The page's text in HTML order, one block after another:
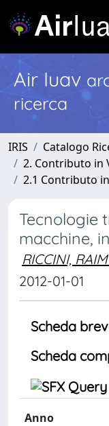
Air Iuav
ricerca
IRIS
Catalogo
2. Contributo in
2.1 Contributo
Tecnologie
macchine,
RICCINI,
2012-01-01
Scheda
Scheda
Anno